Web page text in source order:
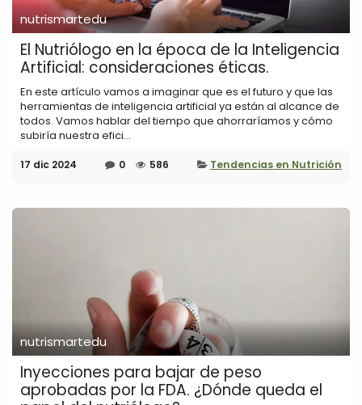
nutrismartedu
El Nutriólogo en la época de la Inteligencia
Artificial: consideraciones éticas.
En este artículo vamos a imaginar que es el futuro y que las
herramientas de inteligencia artificial ya están al alcance de
todos. Vamos hablar del tiempo que ahorraríamos y cómo
subiría nuestra efici...
17 dic 2024 0 586 Tendencias en Nutrición
nutrismartedu
Inyecciones para bajar de peso
aprobadas por la FDA. ¿Dónde queda el